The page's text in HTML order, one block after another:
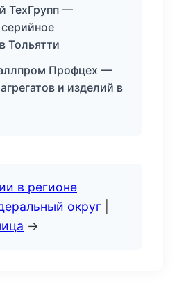
ТехГрупп —
Тольятти
Профцех —
и изделий в
в регионе
округ
→